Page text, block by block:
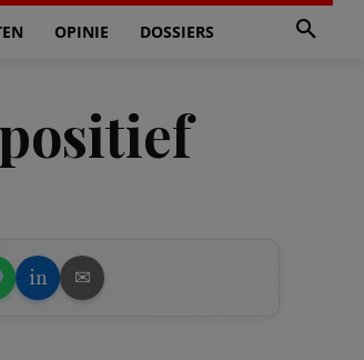
OPINIE DOSSIERS
in ✉